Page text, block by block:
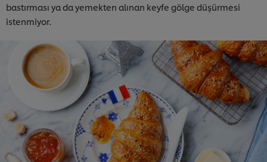
bastırması ya da yemekten alınan keyfe gölge düşürmesi
istenmiyor.